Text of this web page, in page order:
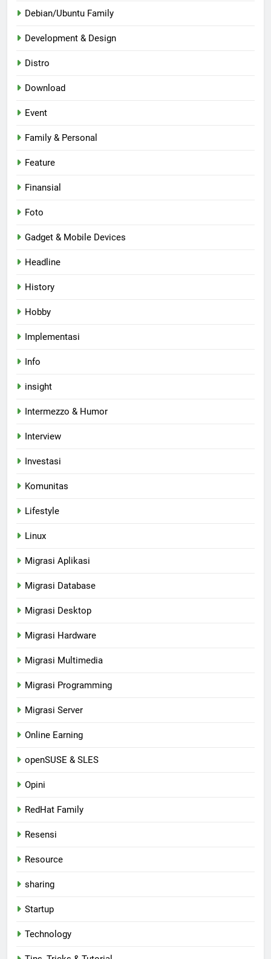
Debian/Ubuntu Family
Development & Design
Distro
Download
Event
Family & Personal
Feature
Finansial
Foto
Gadget & Mobile Devices
Headline
History
Hobby
Implementasi
Info
insight
Intermezzo & Humor
Interview
Investasi
Komunitas
Lifestyle
Linux
Migrasi Aplikasi
Migrasi Database
Migrasi Desktop
Migrasi Hardware
Migrasi Multimedia
Migrasi Programming
Migrasi Server
Online Earning
openSUSE & SLES
Opini
RedHat Family
Resensi
Resource
sharing
Startup
Technology